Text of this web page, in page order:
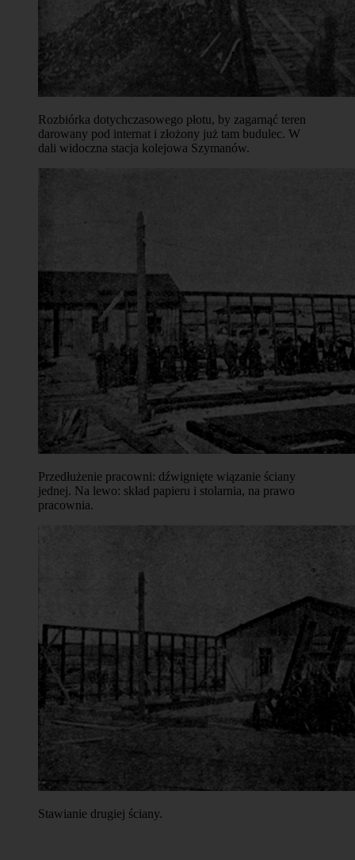
Rozbiórka dotychczasowego płotu, by zagarnąć teren
darowany pod internat i złożony już tam budulec. W
dali widoczna stacja kolejowa Szymanów.
Przedłużenie pracowni: dźwignięte wiązanie ściany
jednej. Na lewo: skład papieru i stolarnia, na prawo
pracownia.
Stawianie drugiej ściany.